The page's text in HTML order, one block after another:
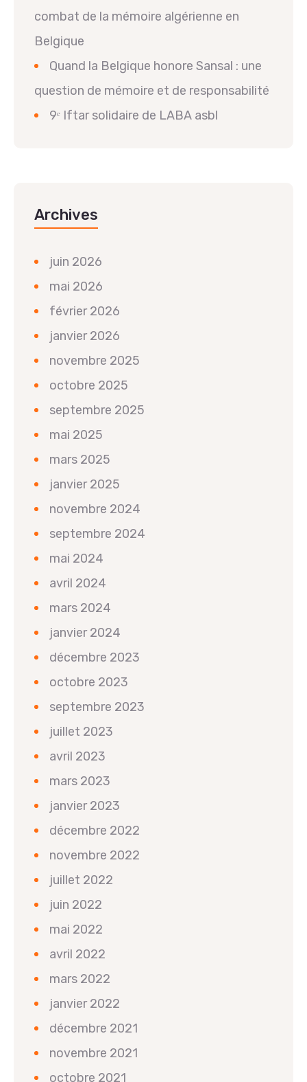
combat de la mémoire algérienne en
Belgique
Quand la Belgique honore Sansal : une
question de mémoire et de responsabilité
9ᵉ Iftar solidaire de LABA asbl
Archives
juin 2026
mai 2026
février 2026
janvier 2026
novembre 2025
octobre 2025
septembre 2025
mai 2025
mars 2025
janvier 2025
novembre 2024
septembre 2024
mai 2024
avril 2024
mars 2024
janvier 2024
décembre 2023
octobre 2023
septembre 2023
juillet 2023
avril 2023
mars 2023
janvier 2023
décembre 2022
novembre 2022
juillet 2022
juin 2022
mai 2022
avril 2022
mars 2022
janvier 2022
décembre 2021
novembre 2021
octobre 2021